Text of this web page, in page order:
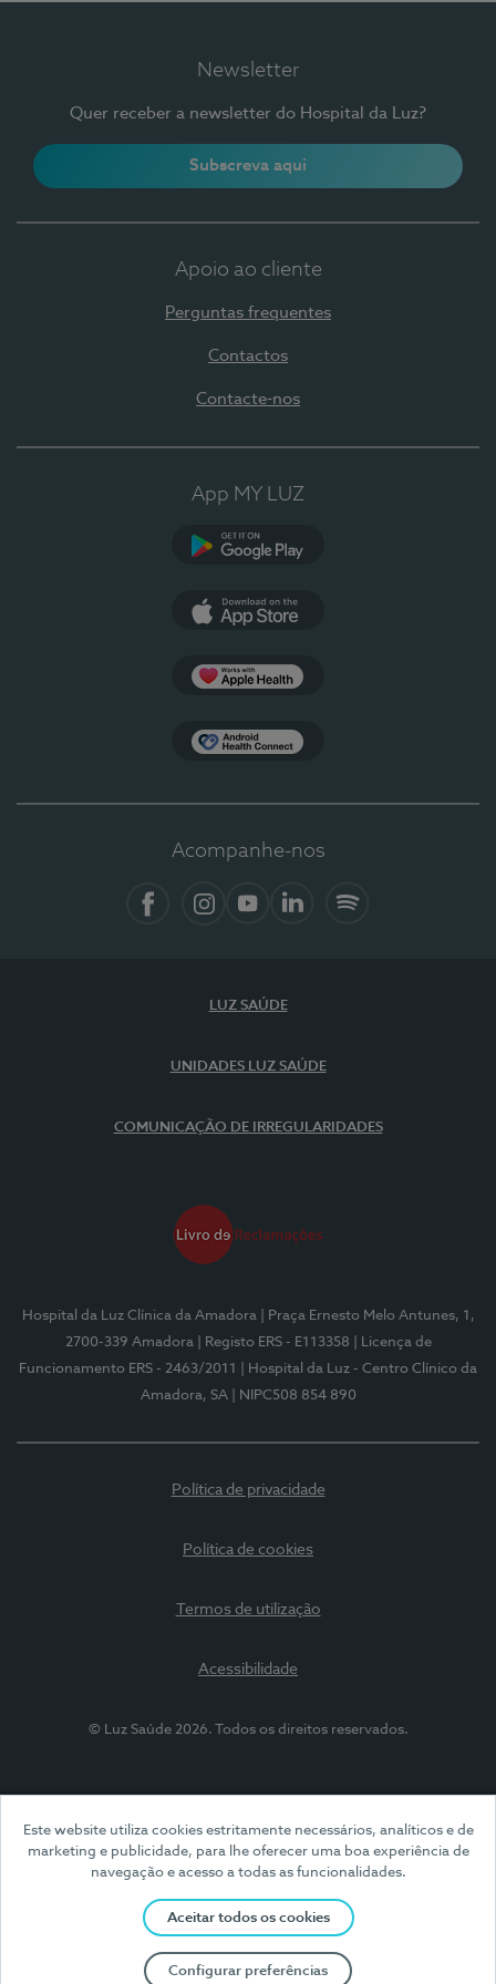
Este website utiliza cookies estritamente necessários, analíticos e de
marketing e publicidade, para lhe oferecer uma boa experiência de
navegação e acesso a todas as funcionalidades.
Aceitar todos os cookies
Configurar preferências
Newsletter
Quer receber a newsletter do Hospital da Luz?
Subscreva aqui
Apoio ao cliente
Perguntas frequentes
Contactos
Contacte-nos
App MY LUZ
Acompanhe-nos
LUZ SAÚDE
UNIDADES LUZ SAÚDE
COMUNICAÇÃO DE IRREGULARIDADES
Hospital da Luz Clínica da Amadora
| Praça Ernesto Melo Antunes, 1,
2700-339 Amadora
| Registo ERS - E113358
| Licença de
Funcionamento ERS - 2463/2011
| Hospital da Luz - Centro Clínico da
Amadora, SA
| NIPC508 854 890
Política de privacidade
Política de cookies
Termos de utilização
Acessibilidade
© Luz Saúde 2026. Todos os direitos reservados.